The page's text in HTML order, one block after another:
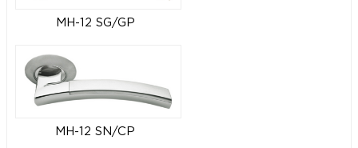
MH-12 SG/GP
MH-12 SN/CP